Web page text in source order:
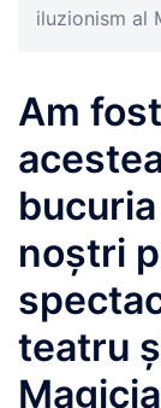
iluzionism al
Am
noștri
teatru